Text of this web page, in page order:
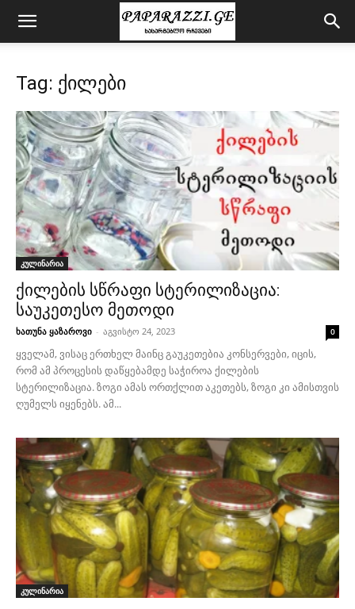
Tag: ქილები
კულინარია
ქილების სწრაფი სტერილიზაცია:
საუკეთესო მეთოდი
ხათუნა ყაზაროვი - აგვისტო 24, 2023 0
ყველამ, ვისაც ერთხელ მაინც გაუკეთებია კონსერვები, იცის,
რომ ამ პროცესის დაწყებამდე საჭიროა ქილების
სტერილიზაცია. ზოგი ამას ორთქლით აკეთებს, ზოგი კი ამისთვის
ღუმელს იყენებს. ამ...
კულინარია